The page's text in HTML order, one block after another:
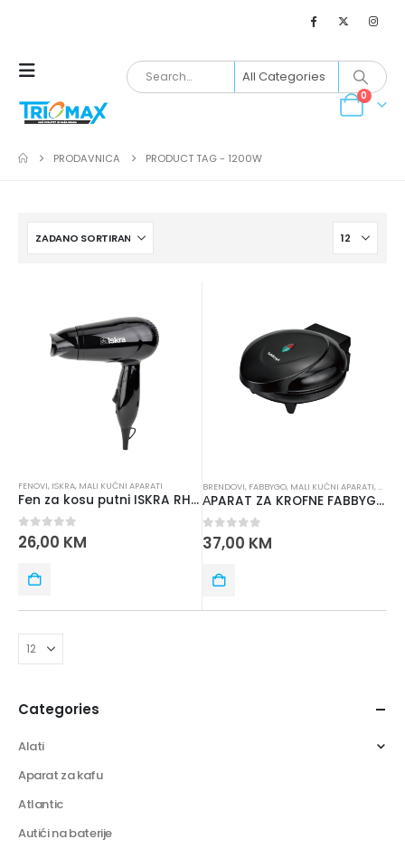
0
PRODAVNICA PRODUCT TAG - 1200W
FENOVI, ISKRA, MALI KUĆNI APARATI
Fen za kosu putni ISKRA RH-1818-1 1200W – crna boja
0 out of 5
26,00 KM
BRENDOVI, FABBYGO, MALI KUĆNI APARATI,
АPARAT ZA KROFNE FABBYGO EL-211B
0 out of 5
37,00 KM
Categories
Alati
Aparat za kafu
Atlantic
Autići na baterije